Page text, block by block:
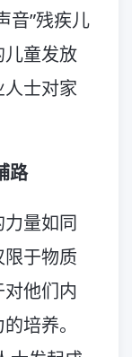
音”残疾儿
童发放
士对家
路
量如同
于物质
他们内
培养。